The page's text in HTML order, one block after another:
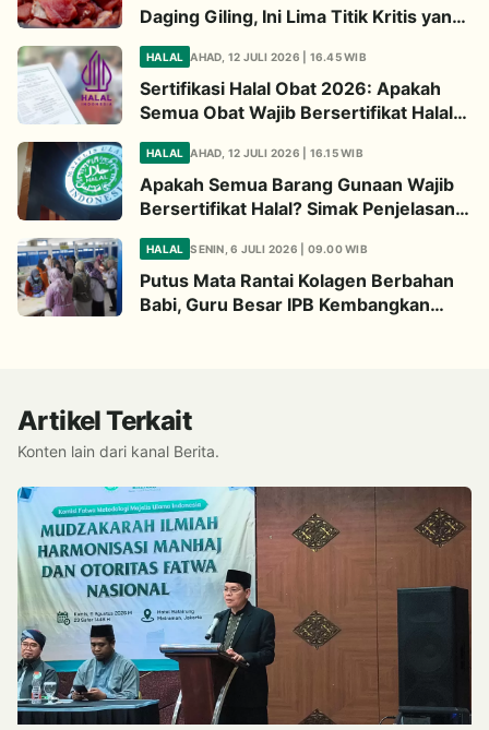
Daging Giling, Ini Lima Titik Kritis yang
Wajib Diperhatikan
HALAL AHAD, 12 JULI 2026 | 16.45 WIB
Sertifikasi Halal Obat 2026: Apakah
Semua Obat Wajib Bersertifikat Halal?
Begini Penjelasannya
HALAL AHAD, 12 JULI 2026 | 16.15 WIB
Apakah Semua Barang Gunaan Wajib
Bersertifikat Halal? Simak Penjelasan
Ini
HALAL SENIN, 6 JULI 2026 | 09.00 WIB
Putus Mata Rantai Kolagen Berbahan
Babi, Guru Besar IPB Kembangkan
Artikel Terkait
Konten lain dari kanal Berita.